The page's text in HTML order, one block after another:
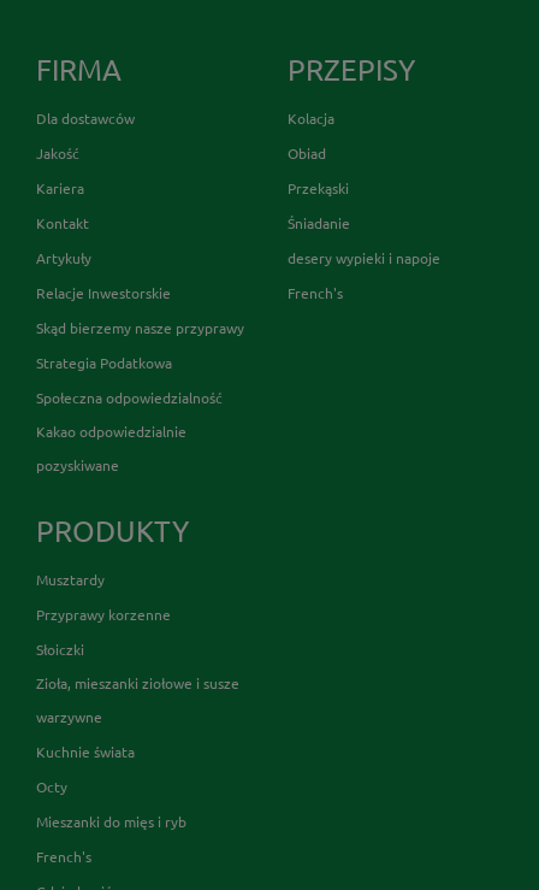
FIRMA
Dla dostawców
Jakość
Kariera
Kontakt
Artykuły
Relacje Inwestorskie
Skąd bierzemy nasze przyprawy
Strategia Podatkowa
Społeczna odpowiedzialność
Kakao odpowiedzialnie
pozyskiwane
PRZEPISY
Kolacja
Obiad
Przekąski
Śniadanie
desery wypieki i napoje
French's
PRODUKTY
Musztardy
Przyprawy korzenne
Słoiczki
Zioła, mieszanki ziołowe i susze
warzywne
Kuchnie świata
Octy
Mieszanki do mięs i ryb
French's